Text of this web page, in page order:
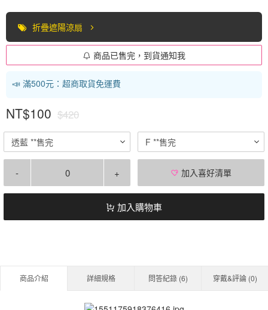
折疊遮陽涼扇
商品已售完，到貨通知我
📣 滿500元：超商取貨免運費
NT$100 $420
透藍 **售完 F **售完
- + 加入喜好清單
加入購物車
商品介紹 詳細規格 問答紀錄 (6) 穿戴&評論 (0)